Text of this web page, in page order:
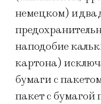
немецком) и два
наподобие
картона)
бумаги с
пакет с